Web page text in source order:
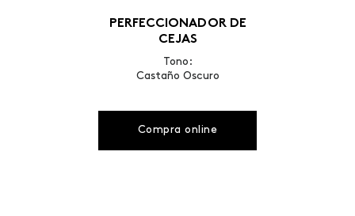
PERFECCIONADOR DE
CEJAS
Tono:
Castaño Oscuro
Compra online